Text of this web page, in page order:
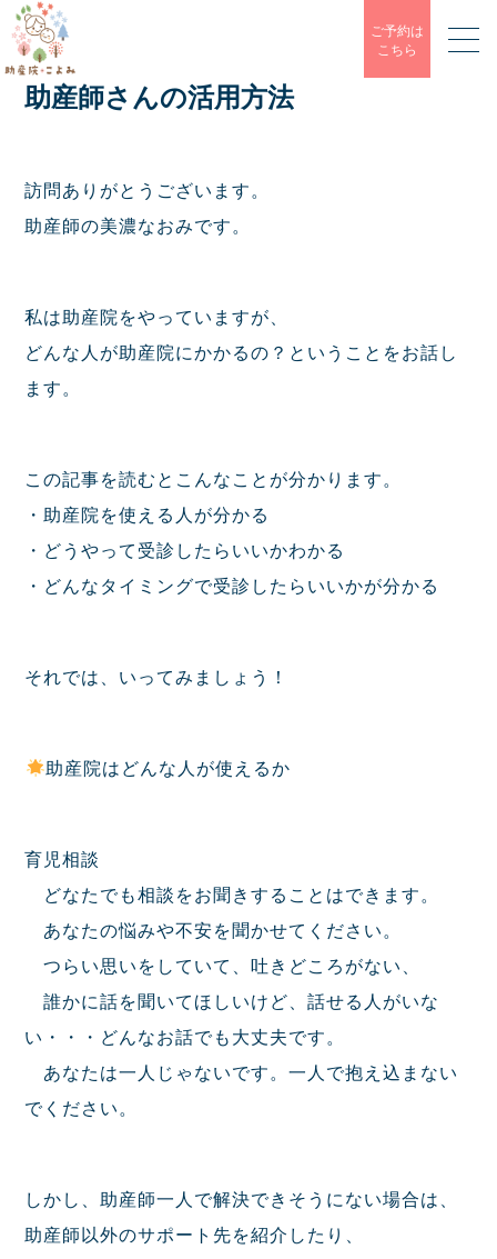
ご予約は
こちら
助産師さんの活用方法
訪問ありがとうございます。
助産師の美濃なおみです。
私は助産院をやっていますが、
どんな人が助産院にかかるの？ということをお話し
ます。
この記事を読むとこんなことが分かります。
・助産院を使える人が分かる
・どうやって受診したらいいかわかる
・どんなタイミングで受診したらいいかが分かる
それでは、いってみましょう！
助産院はどんな人が使えるか
育児相談
どなたでも相談をお聞きすることはできます。
あなたの悩みや不安を聞かせてください。
つらい思いをしていて、吐きどころがない、
誰かに話を聞いてほしいけど、話せる人がいな
い・・・どんなお話でも大丈夫です。
あなたは一人じゃないです。一人で抱え込まない
でください。
しかし、助産師一人で解決できそうにない場合は、
助産師以外のサポート先を紹介したり、